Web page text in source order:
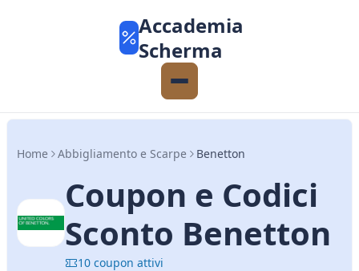
Accademia
Scherma
Home Abbigliamento e Scarpe Benetton
Coupon e Codici
Sconto Benetton
10 coupon attivi